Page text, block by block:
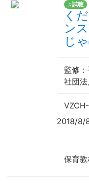
♫試聴
く
ン
じ
監修
社団
2018/8/
保育